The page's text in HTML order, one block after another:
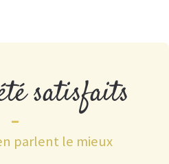
satisfaits
parlent le mieux